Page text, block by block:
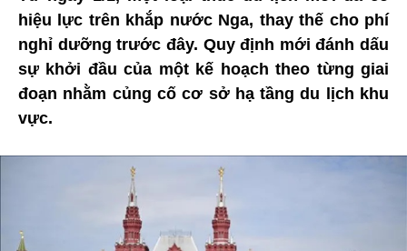
hiệu lực trên khắp nước Nga, thay thế cho phí
nghỉ dưỡng trước đây. Quy định mới đánh dấu
sự khởi đầu của một kế hoạch theo từng giai
đoạn nhằm củng cố cơ sở hạ tầng du lịch khu
vực.